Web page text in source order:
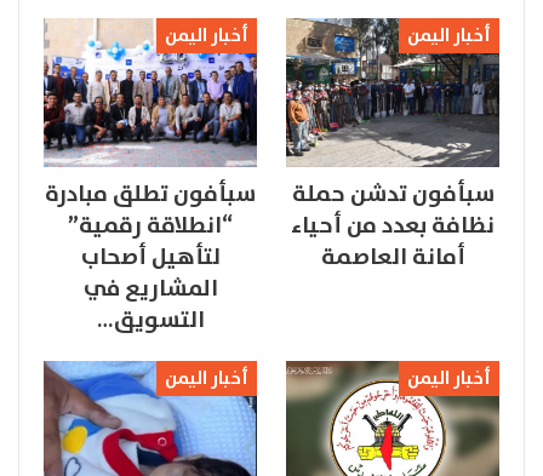
أخبار اليمن
سبأفون تدشن حملة
نظافة بعدد من أحياء
أمانة العاصمة
أخبار اليمن
سبأفون تطلق مبادرة
“انطلاقة رقمية”
لتأهيل أصحاب
المشاريع في
التسويق…
أخبار اليمن أخبار اليمن